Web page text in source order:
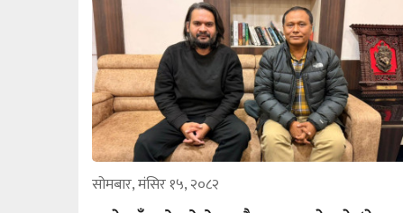
सोमबार, मंसिर १५, २०८२